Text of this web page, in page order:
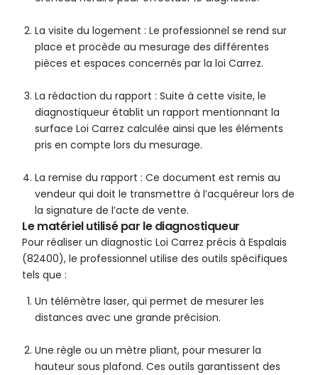
La visite du logement : Le professionnel se rend sur
place et procède au mesurage des différentes
pièces et espaces concernés par la loi Carrez.
La rédaction du rapport : Suite à cette visite, le
diagnostiqueur établit un rapport mentionnant la
surface Loi Carrez calculée ainsi que les éléments
pris en compte lors du mesurage.
La remise du rapport : Ce document est remis au
vendeur qui doit le transmettre à l’acquéreur lors de
la signature de l’acte de vente.
Le matériel utilisé par le diagnostiqueur
Pour réaliser un diagnostic Loi Carrez précis à Espalais
(82400), le professionnel utilise des outils spécifiques
tels que :
Un télémètre laser, qui permet de mesurer les
distances avec une grande précision.
Une règle ou un mètre pliant, pour mesurer la
hauteur sous plafond. Ces outils garantissent des